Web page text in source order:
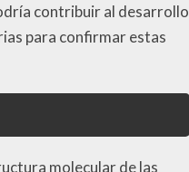
contribuir al desarrollo
para confirmar estas
molecular de las